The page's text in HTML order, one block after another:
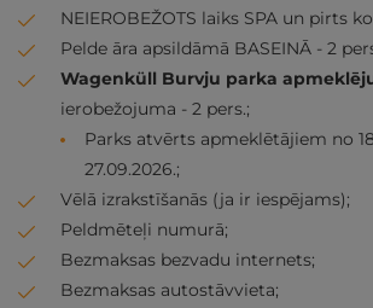
NEIEROBEŽOTS laiks SPA un pirts
Pelde āra apsildāmā BASEINĀ - 2
Wagenküll Burvju parka
ierobežojuma - 2 pers.;
Parks atvērts apmeklētājiem no
27.09.2026.;
Vēlā izrakstīšanās (ja ir iespējams);
Peldmēteļi numurā;
Bezmaksas bezvadu internets;
Bezmaksas autostāvvieta;